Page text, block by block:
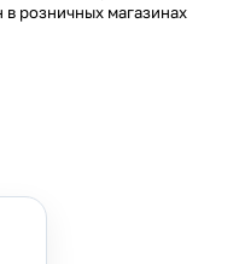
в розничных магазинах